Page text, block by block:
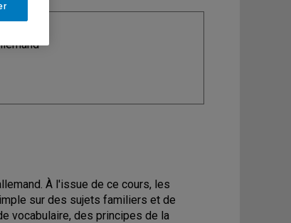
À l'issue de ce cours, les
sur des sujets familiers et de
vocabulaire, des principes de la